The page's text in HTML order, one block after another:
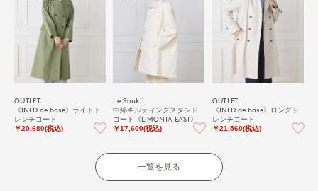
OUTLET
《INED de base》ライトト
レンチコート
￥20,680(税込)
Le Souk
中綿キルティングスタンド
コート《LIMONTA EAST》
￥17,600(税込)
OUTLET
《INED de base》ロングト
レンチコート
￥21,560(税込)
一覧を見る